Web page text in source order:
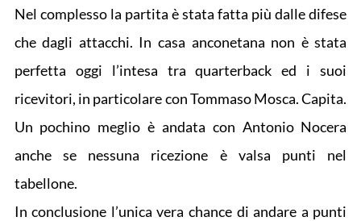
Nel complesso la partita è stata fatta più dalle difese
che dagli attacchi. In casa anconetana non è stata
perfetta oggi l’intesa tra quarterback ed i suoi
ricevitori, in particolare con Tommaso Mosca. Capita.
Un pochino meglio è andata con Antonio Nocera
anche se nessuna ricezione è valsa punti nel
tabellone.
In conclusione l’unica vera chance di andare a punti